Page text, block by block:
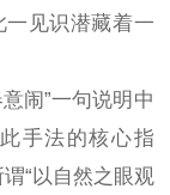
见识潜藏着一
闹”一句说明中
手法的核心指
“以自然之眼观